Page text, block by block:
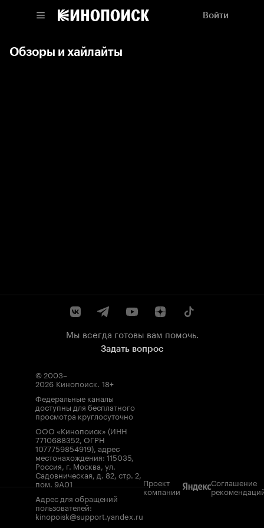
Войти
Обзоры и хайлайты
Мы всегда готовы вам помочь.
Задать вопрос
© 2003–
2026 Кинопоиск. 18+
Федеральные каналы
доступны для бесплатного
просмотра круглосуточно
ООО «Кинопоиск» (ИНН
7710688352, ОГРН
1077759854919), адрес
местонахождения: 115035,
Россия, г. Москва, ул.
Садовническая, д. 82, стр. 2,
пом. 9А01
Адрес для обращений
пользователей:
kinopoisk@support.yandex.ru
Проект
компании
Соглашение